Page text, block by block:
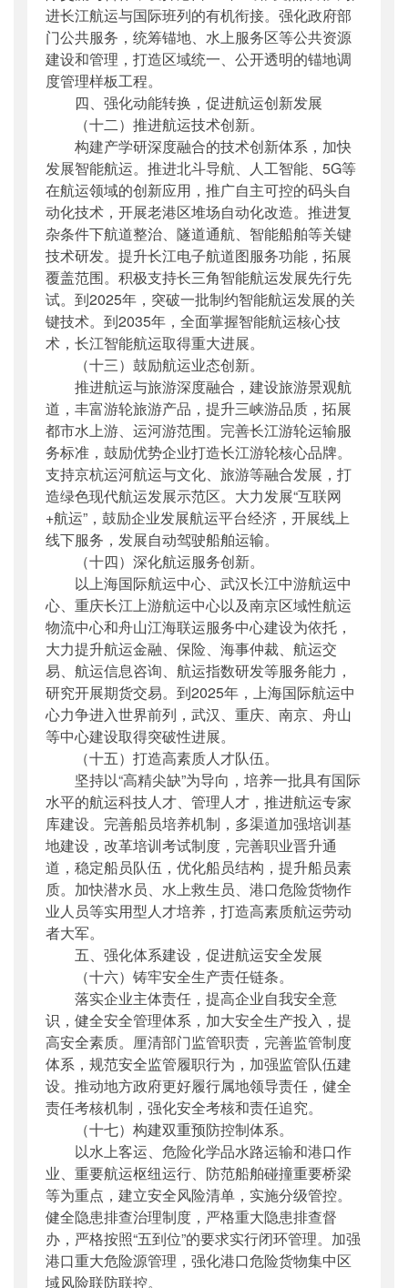
进长江航运与国际班列的有机衔接。强化政府部
门公共服务，统筹锚地、水上服务区等公共资源
建设和管理，打造区域统一、公开透明的锚地调
度管理样板工程。
四、强化动能转换，促进航运创新发展
（十二）推进航运技术创新。
构建产学研深度融合的技术创新体系，加快
发展智能航运。推进北斗导航、人工智能、5G等
在航运领域的创新应用，推广自主可控的码头自
动化技术，开展老港区堆场自动化改造。推进复
杂条件下航道整治、隧道通航、智能船舶等关键
技术研发。提升长江电子航道图服务功能，拓展
覆盖范围。积极支持长三角智能航运发展先行先
试。到2025年，突破一批制约智能航运发展的关
键技术。到2035年，全面掌握智能航运核心技
术，长江智能航运取得重大进展。
（十三）鼓励航运业态创新。
推进航运与旅游深度融合，建设旅游景观航
道，丰富游轮旅游产品，提升三峡游品质，拓展
都市水上游、运河游范围。完善长江游轮运输服
务标准，鼓励优势企业打造长江游轮核心品牌。
支持京杭运河航运与文化、旅游等融合发展，打
造绿色现代航运发展示范区。大力发展“互联网
+航运”，鼓励企业发展航运平台经济，开展线上
线下服务，发展自动驾驶船舶运输。
（十四）深化航运服务创新。
以上海国际航运中心、武汉长江中游航运中
心、重庆长江上游航运中心以及南京区域性航运
物流中心和舟山江海联运服务中心建设为依托，
大力提升航运金融、保险、海事仲裁、航运交
易、航运信息咨询、航运指数研发等服务能力，
研究开展期货交易。到2025年，上海国际航运中
心力争进入世界前列，武汉、重庆、南京、舟山
等中心建设取得突破性进展。
（十五）打造高素质人才队伍。
坚持以“高精尖缺”为导向，培养一批具有国际
水平的航运科技人才、管理人才，推进航运专家
库建设。完善船员培养机制，多渠道加强培训基
地建设，改革培训考试制度，完善职业晋升通
道，稳定船员队伍，优化船员结构，提升船员素
质。加快潜水员、水上救生员、港口危险货物作
业人员等实用型人才培养，打造高素质航运劳动
者大军。
五、强化体系建设，促进航运安全发展
（十六）铸牢安全生产责任链条。
落实企业主体责任，提高企业自我安全意
识，健全安全管理体系，加大安全生产投入，提
高安全素质。厘清部门监管职责，完善监管制度
体系，规范安全监管履职行为，加强监管队伍建
设。推动地方政府更好履行属地领导责任，健全
责任考核机制，强化安全考核和责任追究。
（十七）构建双重预防控制体系。
以水上客运、危险化学品水路运输和港口作
业、重要航运枢纽运行、防范船舶碰撞重要桥梁
等为重点，建立安全风险清单，实施分级管控。
健全隐患排查治理制度，严格重大隐患排查督
办，严格按照“五到位”的要求实行闭环管理。加强
港口重大危险源管理，强化港口危险货物集中区
域风险联防联控。